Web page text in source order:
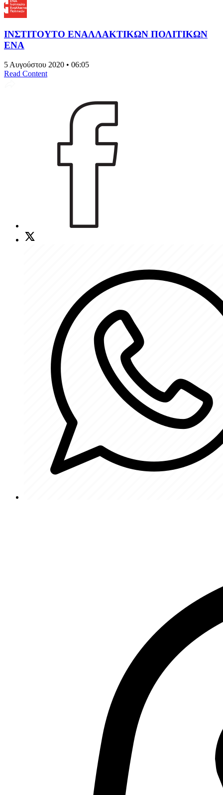
ΙΝΣΤΙΤΟΥΤΟ ΕΝΑΛΛΑΚΤΙΚΩΝ ΠΟΛΙΤΙΚΩΝ
ΕΝΑ
5 Αυγούστου 2020 • 06:05
Read Content